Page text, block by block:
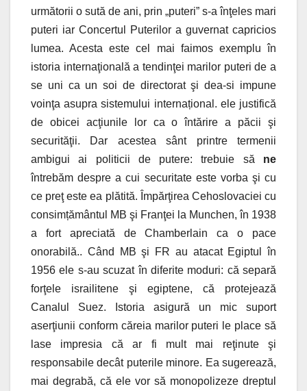
următorii o sută de ani, prin „puteri” s-a înţeles mari
puteri iar Concertul Puterilor a guvernat capricios
lumea. Acesta este cel mai faimos exemplu în
istoria internaţională a tendinţei marilor puteri de a
se uni ca un soi de directorat şi dea-si impune
voinţa asupra sistemului internațional. ele justifică
de obicei acţiunile lor ca o întărire a păcii şi
securităţii. Dar acestea sânt printre termenii
ambigui ai politicii de putere: trebuie să ne
întrebăm despre a cui securitate este vorba şi cu
ce preţ este ea plătită. Împărţirea Cehoslovaciei cu
consimțământul MB şi Franţei la Munchen, în 1938
a fort арreciată de Chamberlain ca o pace
onorabilă.. Când MB şi FR au atacat Egiptul în
1956 ele s-au scuzat în diferite moduri: că separă
forţele israilitene şi egiptene, că protejează
Canalul Suez. Istoria asigură un mic suport
aserţiunii conform căreia marilor puteri le place să
lase impresia că ar fi mult mai reţinute şi
responsabile decât puterile minore. Ea sugerează,
mai degrabă, că ele vor să mоnopolizeze dreptul